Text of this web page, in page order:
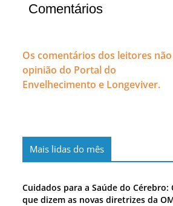
Comentários
Os comentários dos leitores
opinião do Portal do
Envelhecimento e Longeviver.
Mais lidas do mês
Cuidados para a Saúde do Cérebro:
que dizem as novas diretrizes da